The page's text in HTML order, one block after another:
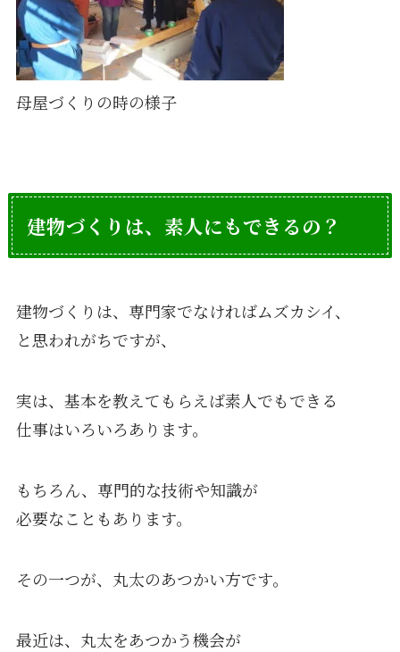
母屋づくりの時の様子
建物づくりは、素人にもできるの？
建物づくりは、専門家でなければムズカシイ、
と思われがちですが、
実は、基本を教えてもらえば素人でもできる
仕事はいろいろあります。
もちろん、専門的な技術や知識が
必要なこともあります。
その一つが、丸太のあつかい方です。
最近は、丸太をあつかう機会が